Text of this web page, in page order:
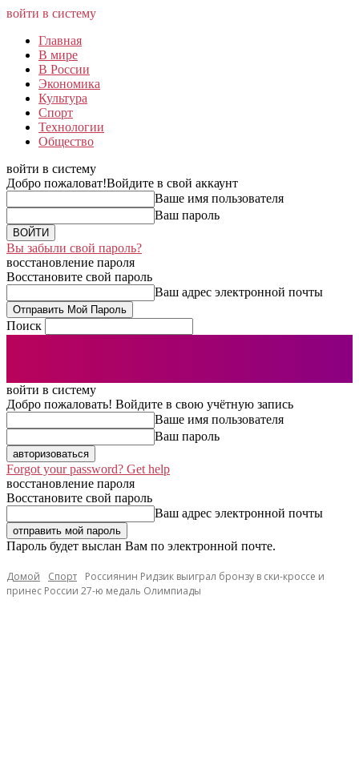
войти в систему
Главная
В мире
В России
Экономика
Культура
Спорт
Технологии
Общество
войти в систему
Добро пожаловат!Войдите в свой аккаунт
Ваше имя пользователя
Ваш пароль
Вы забыли свой пароль?
восстановление пароля
Восстановите свой пароль
Ваш адрес электронной почты
Поиск
войти в систему
Добро пожаловать! Войдите в свою учётную запись
Ваше имя пользователя
Ваш пароль
Forgot your password? Get help
восстановление пароля
Восстановите свой пароль
Ваш адрес электронной почты
Пароль будет выслан Вам по электронной почте.
Домой Спорт
Россиянин Ридзик выиграл бронзу в ски-кроссе и
принес России 27-ю медаль Олимпиады